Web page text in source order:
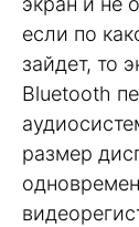
если по
зайдет, то
Bluetooth
размер